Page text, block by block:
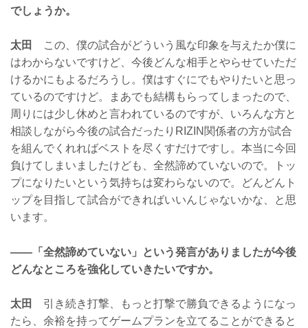
でしょうか。
太田
この、僕の試合がどういう風な印象を与えたか僕に
はわからないですけど、今後どんな相手とやらせていただ
けるかにもよるだろうし。僕はすぐにでもやりたいと思っ
ているのですけど。まあでも結構もらってしまったので、
周りには少し休めと言われているのですが、いろんな方と
相談しながら今後の試合だったりRIZIN関係者の方が試合
を組んでくれればベストを尽くすだけですし。本当に今回
負けてしまいましたけども、全然諦めていないので。トッ
プになりたいという気持ちは変わらないので。どんどんト
ップを目指して試合ができればいいんじゃないかな、と思
います。
——「全然諦めていない」という発言がありましたが今後
どんなところを強化していきたいですか。
太田
引き続き打撃、もっと打撃で勝負できるようになっ
たら、余裕を持ってゲームプランを立てることができると